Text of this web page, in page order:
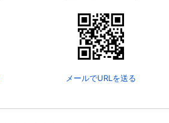
メールでURLを送る